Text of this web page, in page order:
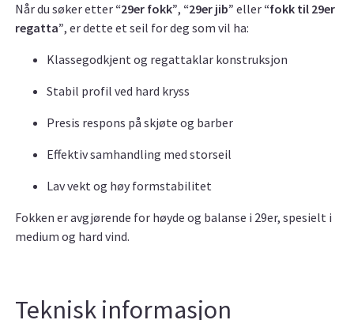
Når du søker etter “29er fokk”, “29er jib” eller “fokk til 29er
regatta”, er dette et seil for deg som vil ha:
Klassegodkjent og regattaklar konstruksjon
Stabil profil ved hard kryss
Presis respons på skjøte og barber
Effektiv samhandling med storseil
Lav vekt og høy formstabilitet
Fokken er avgjørende for høyde og balanse i 29er, spesielt i
medium og hard vind.
Teknisk informasjon